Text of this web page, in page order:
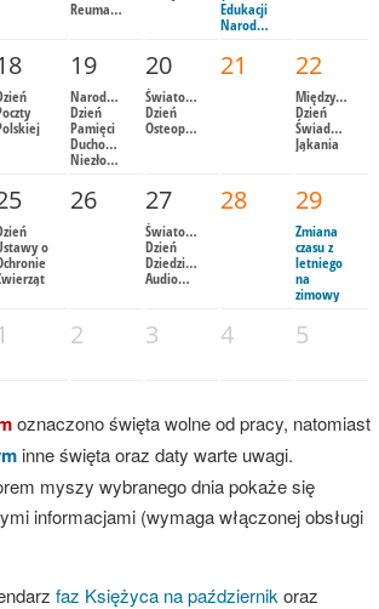
Reumatycznych Edukacji
Narodowej)
19
Narodowy
Dzień
Pamięci
Duchownych
Niezłomnych
20
Światowy
Dzień
Osteoporozy
21 22
Dzień
Świadomości
Jąkania
o
26 27
Światowy
Dzień
Dziedzictwa
Audiowizualnego
28 29
Zmiana
czasu z
letniego
na
zimowy
2 3 4 5
oznaczono święta wolne od pracy, natomiast
inne święta oraz daty warte uwagi.
myszy wybranego dnia pokaże się
informacjami (wymaga włączonej obsługi
faz Księżyca na październik oraz